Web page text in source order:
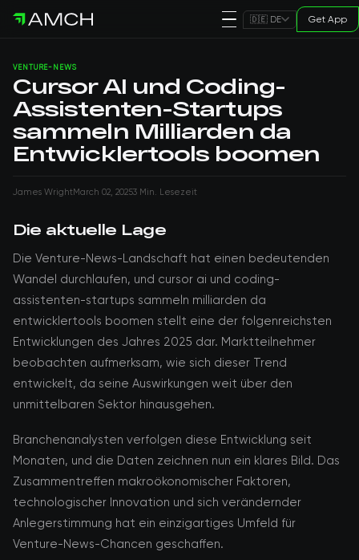
🇩🇪 DE Get App
VENTURE-NEWS
Cursor AI und Coding-
Assistenten-Startups
sammeln Milliarden da
Entwicklertools boomen
James WrightMarch 02, 20253 Min. Lesezeit
Die aktuelle Lage
Die Venture-News-Landschaft hat einen bedeutenden
Wandel durchlaufen, und cursor ai und coding-
assistenten-startups sammeln milliarden da
entwicklertools boomen stellt eine der folgenreichsten
Entwicklungen des Jahres 2025 dar. Marktteilnehmer
beobachten aufmerksam, wie sich dieser Trend
entwickelt, da seine Auswirkungen weit über den
unmittelbaren Sektor hinausgehen.
Branchenanalysten verfolgen diese Entwicklung seit
Monaten, und die Daten zeichnen nun ein klares Bild. Das
Zusammentreffen makroökonomischer Faktoren,
technologischer Innovation und sich verändernder
Anlegerstimmung hat ein einzigartiges Umfeld für
Venture-News-Chancen geschaffen.